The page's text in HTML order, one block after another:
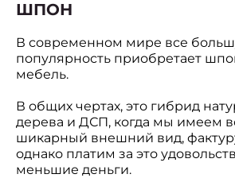
ШПОН
В современном мире все
популярность приобретает
мебель.
В общих чертах, это гибрид
дерева и ДСП, когда мы имеем
шикарный внешний вид,
однако платим за это
меньшие деньги.